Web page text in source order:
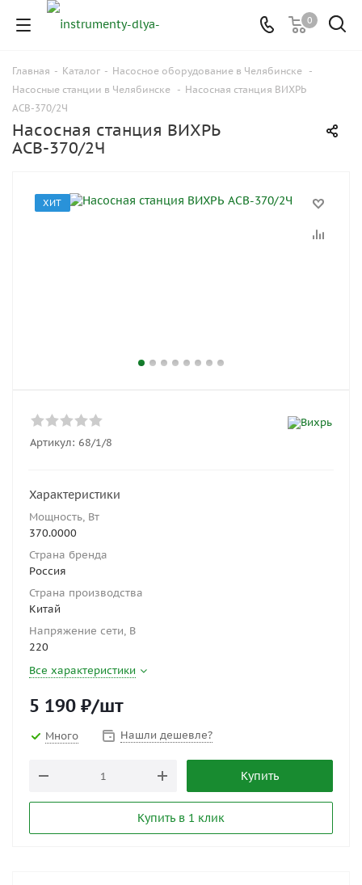
0
Главная - Каталог - Насосное оборудование в Челябинске -
Насосные станции в Челябинске - Насосная станция ВИХРЬ
АСВ-370/2Ч
Насосная станция ВИХРЬ
АСВ-370/2Ч
ХИТ
Артикул: 68/1/8
Характеристики
Мощность, Вт
370.0000
Страна бренда
Россия
Страна производства
Китай
Напряжение сети, В
220
Все характеристики
5 190 ₽/шт
Много Нашли дешевле?
Купить
Купить в 1 клик